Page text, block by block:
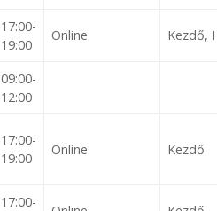
17:00-
19:00
Online Kezdő,
09:00-
12:00
17:00-
19:00
Online Kezdő
17:00-